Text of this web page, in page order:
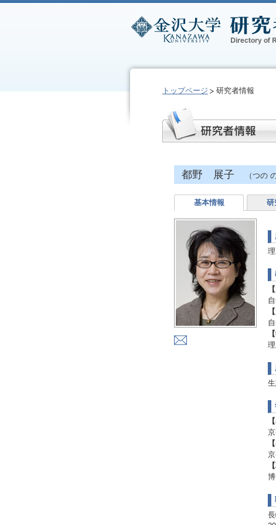
トップページ 研究者情報
都野 展子 （つの
基本情報 研